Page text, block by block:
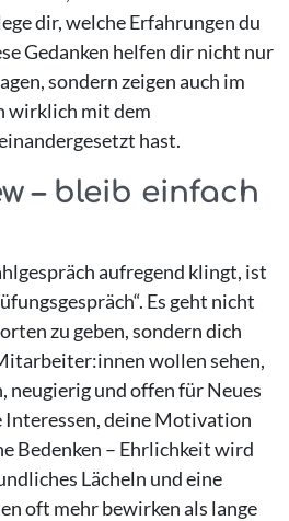
dir, welche Erfahrungen du
Gedanken helfen dir nicht nur
sondern zeigen auch im
wirklich mit dem
hast.
– bleib einfach
aufregend klingt, ist
Es geht nicht
zu geben, sondern dich
wollen sehen,
neugierig und offen für Neues
Interessen, deine Motivation
Bedenken – Ehrlichkeit wird
Lächeln und eine
oft mehr bewirken als lange